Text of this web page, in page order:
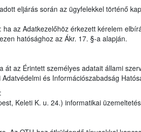
eljárás során az ügyfelekkel történő
az Adatkezelőhöz érkezett kérelem
hatósághoz az Ákr. 17. §-a alapján.
az Érintett személyes adatait állami
és Információszabadság
Keleti K. u. 24.) informatikai